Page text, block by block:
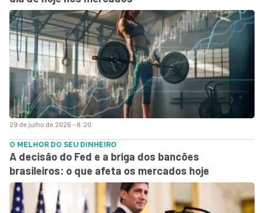
29 de julho de 2026 - 8:20
O MELHOR DO SEU DINHEIRO
A decisão do Fed e a briga dos bancões
brasileiros: o que afeta os mercados hoje